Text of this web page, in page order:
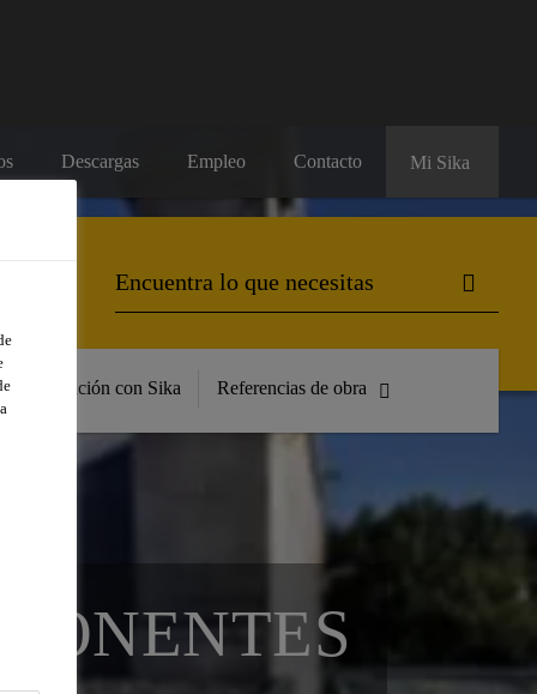
Descargas Empleo Contacto Mi Sika
Formación con Sika Referencias de obra